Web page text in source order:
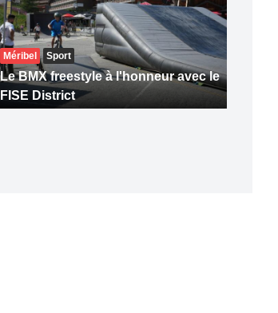
Méribel Sport
Le BMX freestyle à l'honneur avec le
FISE District